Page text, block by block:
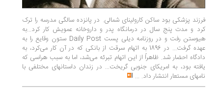
فرزند پزشکی بود ساکن کارولینای شمالی. در پانزده سالگی مدرسه را ترک
کرد و مدت پنج سال در درمانگاه پدر و داروخانه عمویش کار کرد...به
هیوستن رفت و در روزنامه دیلی پست Daily Post ستون وقایع را به
عهده گرفت... در 1896 به اتهام سرقت از بانکی که در آن کار می­‌کرد، به
دادگاه احضار شد. ظاهراً از این اتهام تبرئه می­‌شد، اما به سبب هراسی که
یافته بود، به امریکای جنوبی گریخت... در زندان داستانهای مختلفی با
نامهای مستعار انتشار داد. ...